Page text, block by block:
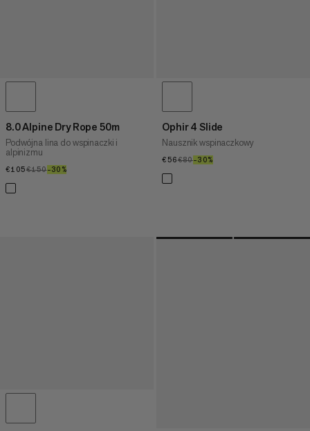
8.0 Alpine Dry Rope 50m
Podwójna lina do wspinaczki i
alpinizmu
€105€105
€150€150
–30%
Ophir 4 Slide
Nausznik wspinaczkowy
€56€56
€80€80
–30%